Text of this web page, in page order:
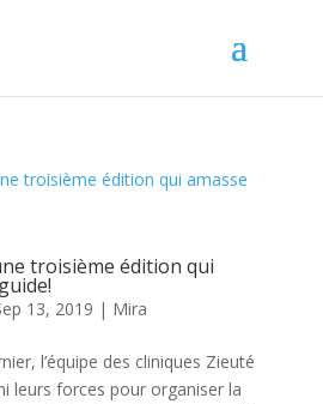
troisième édition qui
13, 2019 | Mira
l’équipe des cliniques Zieuté
leurs forces pour organiser la